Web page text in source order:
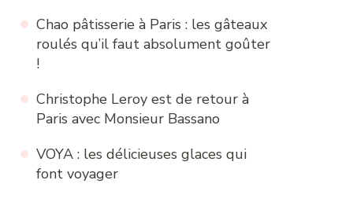
Chao pâtisserie à Paris : les gâteaux
roulés qu’il faut absolument goûter
!
Christophe Leroy est de retour à
Paris avec Monsieur Bassano
VOYA : les délicieuses glaces qui
font voyager